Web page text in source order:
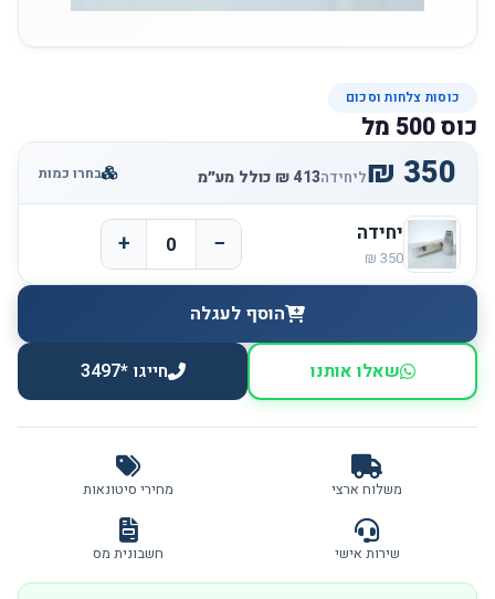
כוסות צלחות וסכום
כוס 500 מל
ליחידה בחרו כמות
יחידה −
+
הוסף לעגלה
שאלו אותנו חייגו *3497
משלוח ארצי מחירי סיטונאות
שירות אישי חשבונית מס